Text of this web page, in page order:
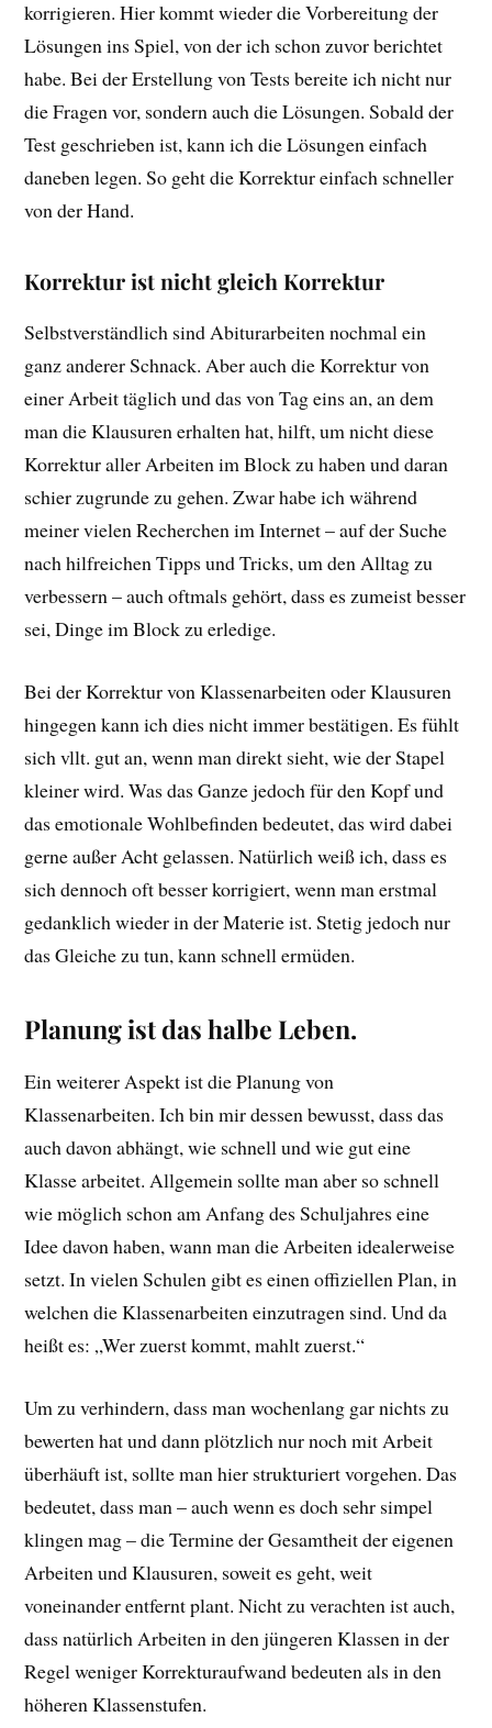
korrigieren. Hier kommt wieder die Vorbereitung der
Lösungen ins Spiel, von der ich schon zuvor berichtet
habe. Bei der Erstellung von Tests bereite ich nicht nur
die Fragen vor, sondern auch die Lösungen. Sobald der
Test geschrieben ist, kann ich die Lösungen einfach
daneben legen. So geht die Korrektur einfach schneller
von der Hand.
Korrektur ist nicht gleich Korrektur
Selbstverständlich sind Abiturarbeiten nochmal ein
ganz anderer Schnack. Aber auch die Korrektur von
einer Arbeit täglich und das von Tag eins an, an dem
man die Klausuren erhalten hat, hilft, um nicht diese
Korrektur aller Arbeiten im Block zu haben und daran
schier zugrunde zu gehen. Zwar habe ich während
meiner vielen Recherchen im Internet – auf der Suche
nach hilfreichen Tipps und Tricks, um den Alltag zu
verbessern – auch oftmals gehört, dass es zumeist besser
sei, Dinge im Block zu erledige.
Bei der Korrektur von Klassenarbeiten oder Klausuren
hingegen kann ich dies nicht immer bestätigen. Es fühlt
sich vllt. gut an, wenn man direkt sieht, wie der Stapel
kleiner wird. Was das Ganze jedoch für den Kopf und
das emotionale Wohlbefinden bedeutet, das wird dabei
gerne außer Acht gelassen. Natürlich weiß ich, dass es
sich dennoch oft besser korrigiert, wenn man erstmal
gedanklich wieder in der Materie ist. Stetig jedoch nur
das Gleiche zu tun, kann schnell ermüden.
Planung ist das halbe Leben.
Ein weiterer Aspekt ist die Planung von
Klassenarbeiten. Ich bin mir dessen bewusst, dass das
auch davon abhängt, wie schnell und wie gut eine
Klasse arbeitet. Allgemein sollte man aber so schnell
wie möglich schon am Anfang des Schuljahres eine
Idee davon haben, wann man die Arbeiten idealerweise
setzt. In vielen Schulen gibt es einen offiziellen Plan, in
welchen die Klassenarbeiten einzutragen sind. Und da
heißt es: „Wer zuerst kommt, mahlt zuerst.“
Um zu verhindern, dass man wochenlang gar nichts zu
bewerten hat und dann plötzlich nur noch mit Arbeit
überhäuft ist, sollte man hier strukturiert vorgehen. Das
bedeutet, dass man – auch wenn es doch sehr simpel
klingen mag – die Termine der Gesamtheit der eigenen
Arbeiten und Klausuren, soweit es geht, weit
voneinander entfernt plant. Nicht zu verachten ist auch,
dass natürlich Arbeiten in den jüngeren Klassen in der
Regel weniger Korrekturaufwand bedeuten als in den
höheren Klassenstufen.